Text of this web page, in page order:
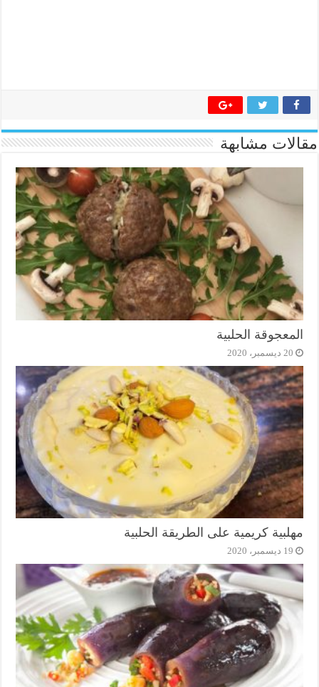
مقالات مشابهة
المعجوقة الحلبية
20 ديسمبر، 2020
مهلبية كريمية على الطريقة الحلبية
19 ديسمبر، 2020